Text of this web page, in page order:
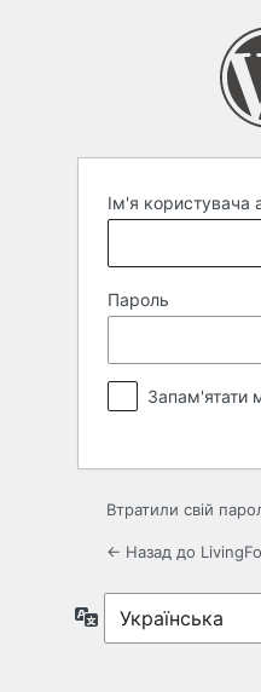
Ім'я користувача
Пароль
Запам'ятати
Втратили свій
← Назад до LivingFo
Мова